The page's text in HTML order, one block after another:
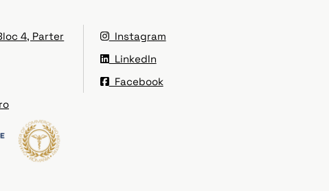
4, Parter
Instagram
LinkedIn
Facebook